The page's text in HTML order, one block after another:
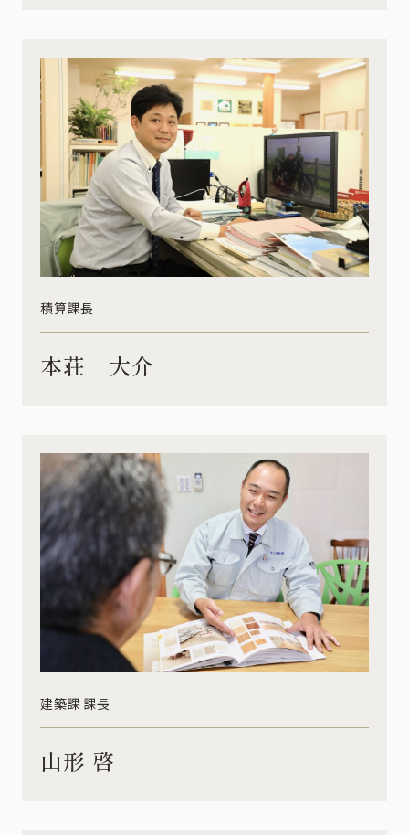
積算課長
本荘 大介
建築課 課長
山形 啓